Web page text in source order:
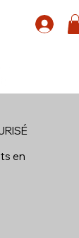
en